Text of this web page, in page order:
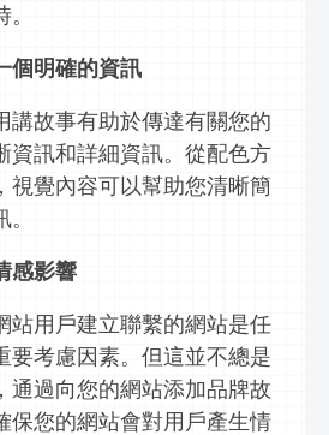
個明確的資訊
講故事有助於傳達有關您的
資訊和詳細資訊。從配色方
視覺內容可以幫助您清晰簡
。
感影響
站用戶建立聯繫的網站是任
要考慮因素。但這並不總是
通過向您的網站添加品牌故
保您的網站會對用戶產生情